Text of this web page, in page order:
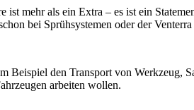
mehr als ein Extra – es ist ein
bei Sprühsystemen oder der Venterra
den Transport von Werkzeug,
arbeiten wollen.